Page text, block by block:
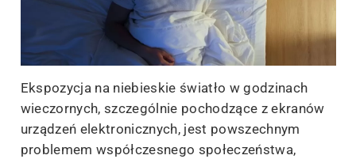
Ekspozycja na niebieskie światło w godzinach
wieczornych, szczególnie pochodzące z ekranów
urządzeń elektronicznych, jest powszechnym
problemem współczesnego społeczeństwa,